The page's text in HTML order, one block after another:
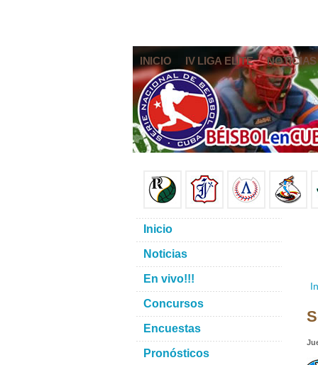
INICIO IV LIGA ELITE NOTICIAS
Inicio
Noticias
En vivo!!!
Concursos
Encuestas
Pronósticos